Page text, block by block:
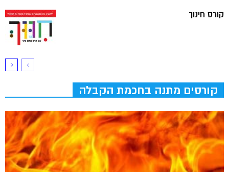
קורס חינוך
קורסים מתנה בחכמת הקבלה